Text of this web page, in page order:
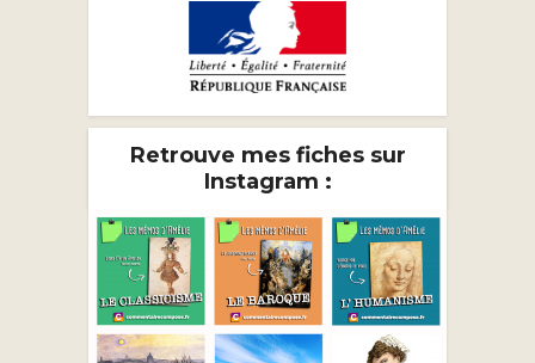
Retrouve mes fiches sur
Instagram :